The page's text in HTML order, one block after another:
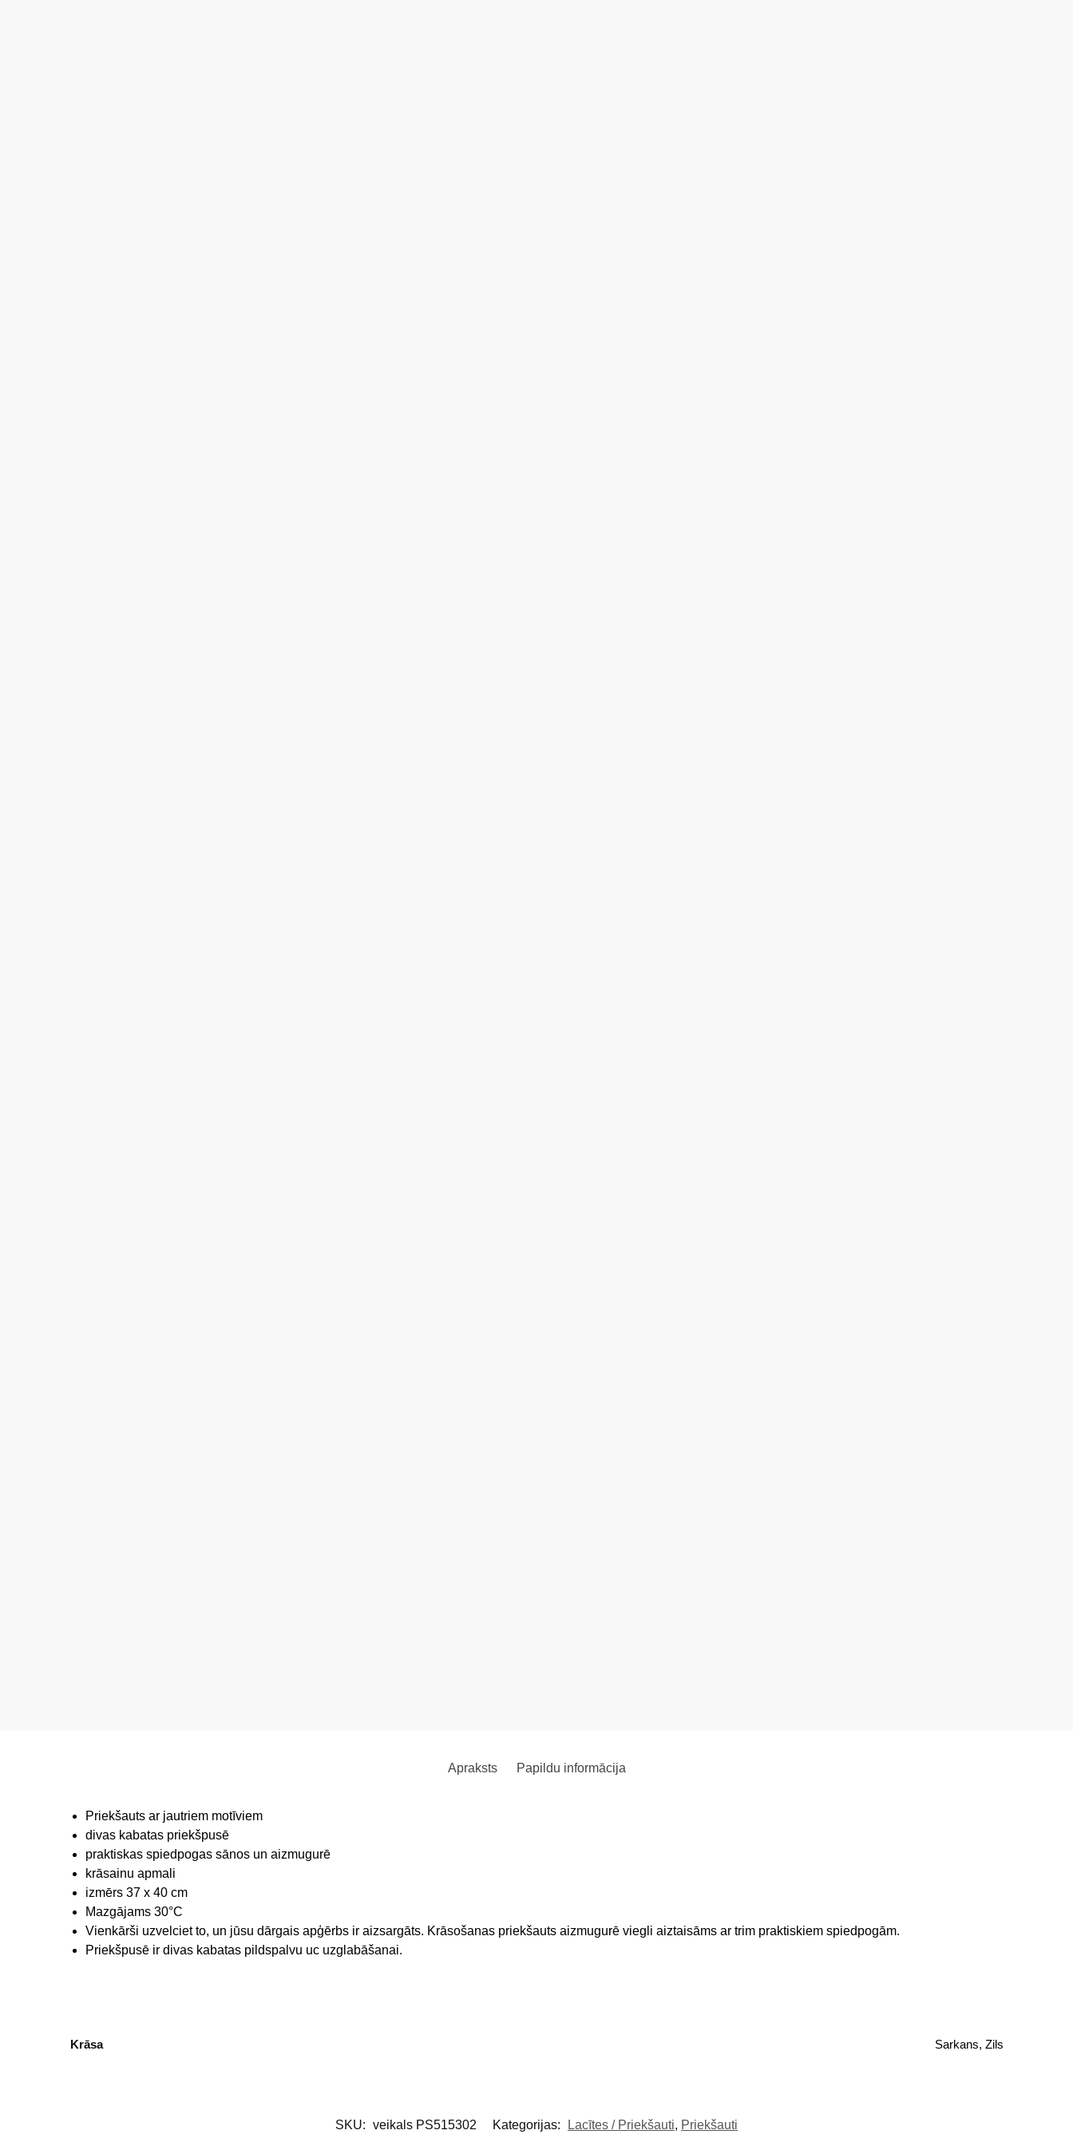
Apraksts Papildu informācija
Priekšauts ar jautriem motīviem
divas kabatas priekšpusē
praktiskas spiedpogas sānos un aizmugurē
krāsainu apmali
izmērs 37 x 40 cm
Mazgājams 30°C
Vienkārši uzvelciet to, un jūsu dārgais apģērbs ir aizsargāts. Krāsošanas priekšauts aizmugurē viegli aiztaisāms ar trim praktiskiem spiedpogām.
Priekšpusē ir divas kabatas pildspalvu uc uzglabāšanai.
Krāsa Sarkans, Zils
SKU: veikals PS515302 Kategorijas: Lacītes / Priekšauti, Priekšauti